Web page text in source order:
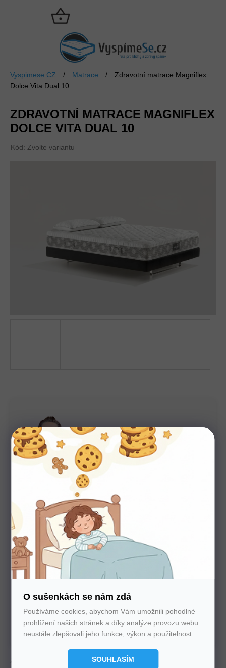
O sušenkách se nám zdá
Používáme cookies, abychom Vám umožnili pohodlné
prohlížení našich stránek a díky analýze provozu webu
neustále zlepšovali jeho funkce, výkon a použitelnost.
SOUHLASÍM
NÁKUPNÍ
KOŠÍK
Vyspimese.CZ / Matrace /
Zdravotní matrace Magniflex
Dolce Vita Dual 10
ZDRAVOTNÍ MATRACE MAGNIFLEX
DOLCE VITA DUAL 10
Kód: Zvolte variantu
Potřebujete poradit s výběrem?
Nechte nám na sebe číslo. Zavoláme vám a se vším
poradíme
U nás nakupujte bez starostí
Autorizovaný prodejce všech značek. 100%
záruka. Záruční i pozáruční servis.
Zdravotní matrace s paměťovou pěnou Memoform a potahem